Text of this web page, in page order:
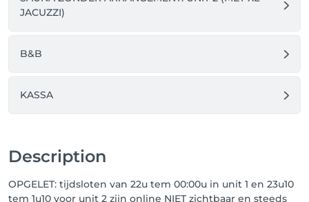
geblokkeerd worden op je kaart maar na 24u wordt
kan verifiëren of je bankkaart geldig is.
van boeking geen geld van je kaart af. Pas op de dag
afspraak (72u voor je afspraak krijg je een reminder
mail van ons)
* Annulatie binnen de 7 dagen voor de afspraak: er
wordt 100% van de geboekte afspraak in rekening
JACUZZI)
B&B
KASSA
Description
OPGELET: tijdsloten van 22u tem 00:00u in unit 1 en 23u10
tem 1u10 voor unit 2 zijn online NIET zichtbaar en steeds